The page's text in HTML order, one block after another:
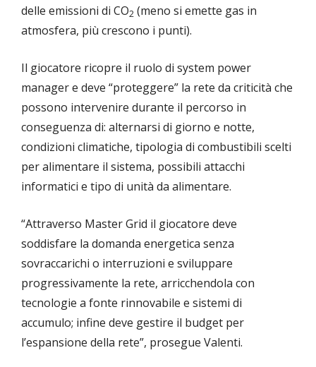
delle emissioni di CO2 (meno si emette gas in
atmosfera, più crescono i punti).
Il giocatore ricopre il ruolo di system power
manager e deve “proteggere” la rete da criticità che
possono intervenire durante il percorso in
conseguenza di: alternarsi di giorno e notte,
condizioni climatiche, tipologia di combustibili scelti
per alimentare il sistema, possibili attacchi
informatici e tipo di unità da alimentare.
“Attraverso Master Grid il giocatore deve
soddisfare la domanda energetica senza
sovraccarichi o interruzioni e sviluppare
progressivamente la rete, arricchendola con
tecnologie a fonte rinnovabile e sistemi di
accumulo; infine deve gestire il budget per
l’espansione della rete”, prosegue Valenti.